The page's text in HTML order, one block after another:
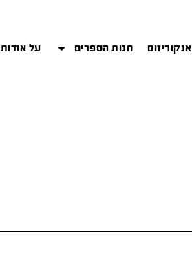
אנקוריזום חנות הספרים על אודות